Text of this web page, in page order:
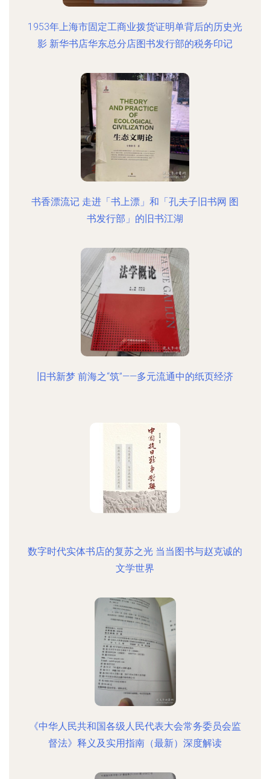
1953年上海市固定工商业拨货证明单背后的历史光
影 新华书店华东总分店图书发行部的税务印记
书香漂流记 走进「书上漂」和「孔夫子旧书网 图
书发行部」的旧书江湖
旧书新梦 前海之“筑”——多元流通中的纸页经济
数字时代实体书店的复苏之光 当当图书与赵克诚的
文学世界
《中华人民共和国各级人民代表大会常务委员会监
督法》释义及实用指南（最新）深度解读